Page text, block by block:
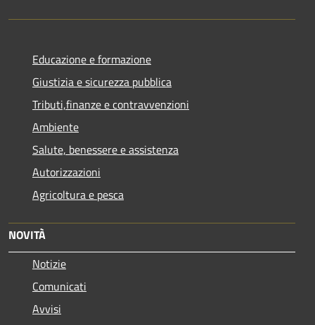
Educazione e formazione
Giustizia e sicurezza pubblica
Tributi,finanze e contravvenzioni
Ambiente
Salute, benessere e assistenza
Autorizzazioni
Agricoltura e pesca
NOVITÀ
Notizie
Comunicati
Avvisi